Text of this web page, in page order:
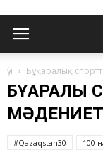
үй Бұқаралық
#Qazaqstan30 100